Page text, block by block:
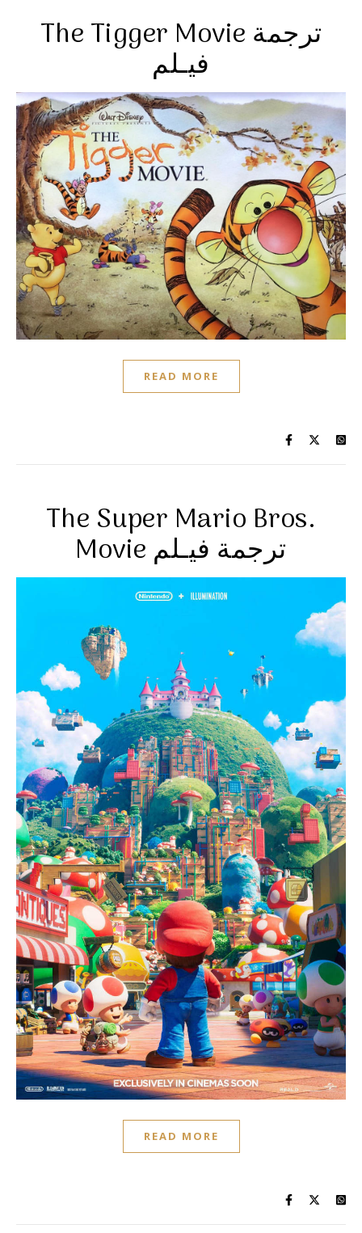
The Tigger Movie ترجمة
فيـلم
READ MORE
The Super Mario Bros.
Movie ترجمة فيـلم
READ MORE